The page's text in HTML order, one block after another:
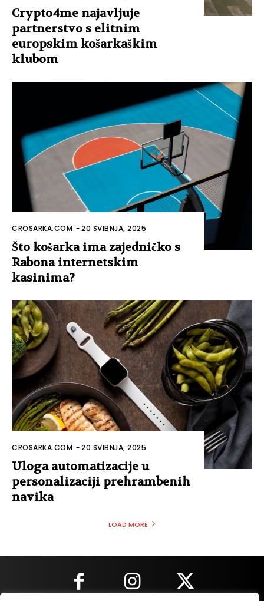
Crypto4me najavljuje
partnerstvo s elitnim
europskim košarkaškim
klubom
CROSARKA.COM -20 SVIBNJA, 2025
Što košarka ima zajedničko s
Rabona internetskim
kasinima?
CROSARKA.COM -20 SVIBNJA, 2025
Uloga automatizacije u
personalizaciji prehrambenih
navika
LOAD MORE